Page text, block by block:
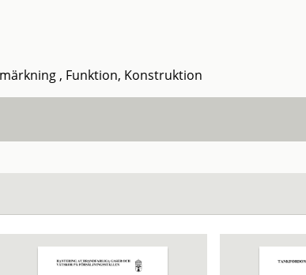
, Funktion, Konstruktion